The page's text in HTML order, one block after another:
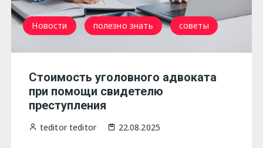
Новости полезно знать советы
Стоимость уголовного адвоката
при помощи свидетелю
преступления
teditor teditor 22.08.2025